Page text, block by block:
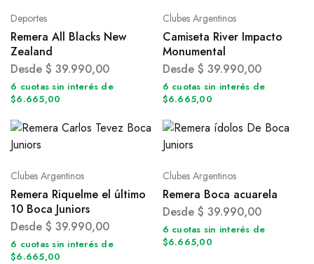
Deportes
Remera All Blacks New
Zealand
Desde $ 39.990,00
6 cuotas sin interés de
$6.665,00
Clubes Argentinos
Camiseta River Impacto
Monumental
Desde $ 39.990,00
6 cuotas sin interés de
$6.665,00
Clubes Argentinos
Remera Riquelme el último
10 Boca Juniors
Desde $ 39.990,00
6 cuotas sin interés de
$6.665,00
Clubes Argentinos
Remera Boca acuarela
Desde $ 39.990,00
6 cuotas sin interés de
$6.665,00